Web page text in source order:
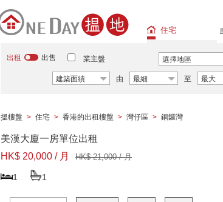
住宅
出租 出售 業主盤 選擇地區
建築面績 由 最細 至 最大
搵樓盤 > 住宅 > 香港的出租樓盤 > 灣仔區 > 銅鑼灣
美漢大廈一房單位出租
HK$ 20,000 / 月
HK$ 21,000 / 月
1 1